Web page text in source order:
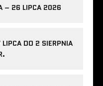
– 26 LIPCA 2026
DO 2 SIERPNIA